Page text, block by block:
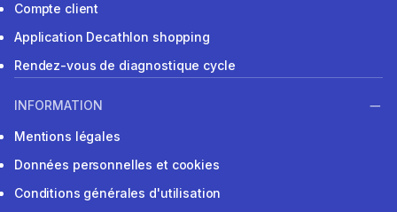
Compte client
Application Decathlon shopping
Rendez-vous de diagnostique cycle
INFORMATION
Mentions légales
Données personnelles et cookies
Conditions générales d'utilisation